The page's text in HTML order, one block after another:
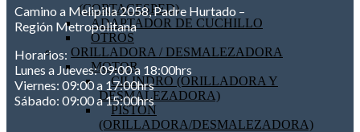
(CORTACESPED)
ADAPTADOR DE CUCHILLO
OTROS
ORILLADORA / DESMALEZADORA
MOTOR
CILINDRO (ORILLADORA Y
DESMALEZADORA)
PISTON
(ORILLADORA/DESMALEZADORA)
Camino a Melipilla 2058, Padre Hurtado –
Región Metropolitana
Horarios:
Lunes a Jueves: 09:00 a 18:00hrs
Viernes: 09:00 a 17:00hrs
Sábado: 09:00 a 15:00hrs